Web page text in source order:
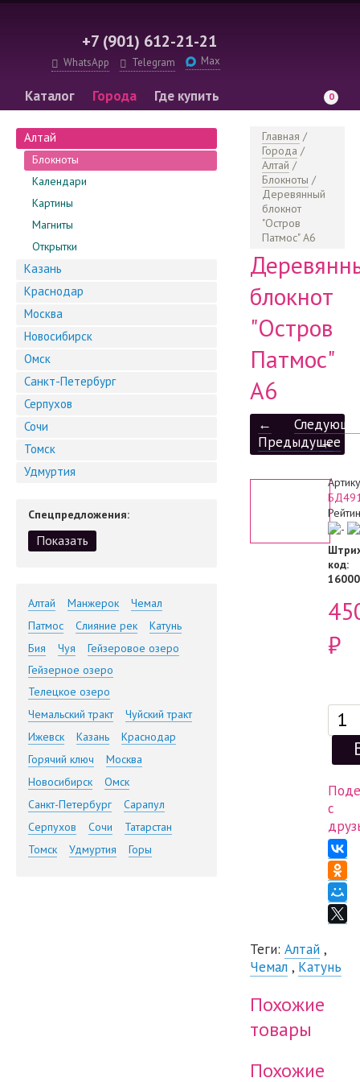
+7 (901) 612-21-21
WhatsApp Telegram Max
Каталог Города
Где купить
Информация
0
Алтай
Блокноты
Календари
Картины
Магниты
Открытки
Казань
Краснодар
Москва
Новосибирск
Омск
Санкт-Петербург
Серпухов
Сочи
Томск
Удмуртия
Спецпредложения:
Алтай Манжерок
Чемал
Патмос
Слияние рек
Катунь
Бия
Чуя
Гейзеровое озеро
Гейзерное озеро
Телецкое озеро
Чемальский тракт
Чуйский тракт
Ижевск
Казань
Краснодар
Горячий ключ
Москва
Новосибирск
Омск
Санкт-Петербург
Сарапул
Серпухов
Сочи
Татарстан
Томск
Удмуртия Горы
Главная /
Города /
Алтай /
Блокноты /
Деревянный
блокнот
"Остров
Патмос" А6
блокнот
"Остров
Патмос"
А6
←
Предыдущее
→
код:
₽
с
Теги: Алтай ,
Чемал , Катунь
Похожие
товары
Похожие